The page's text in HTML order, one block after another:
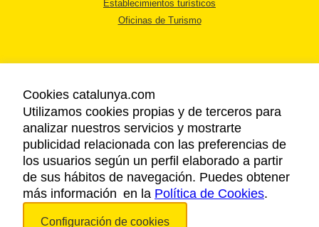
Establecimientos turísticos
Oficinas de Turismo
AVISO LEGAL
POLÍTICA DE PRIVACIDAD
COOKIES
ACCESSIBILIDAD
Copyright © 2026. Agencia Catalana de Turismo. Todos los derechos
Cookies catalunya.com
Utilizamos cookies propias y de terceros para
analizar nuestros servicios y mostrarte
publicidad relacionada con las preferencias de
los usuarios según un perfil elaborado a partir
de sus hábitos de navegación. Puedes obtener
más información en la Política de Cookies.
Configuración de cookies